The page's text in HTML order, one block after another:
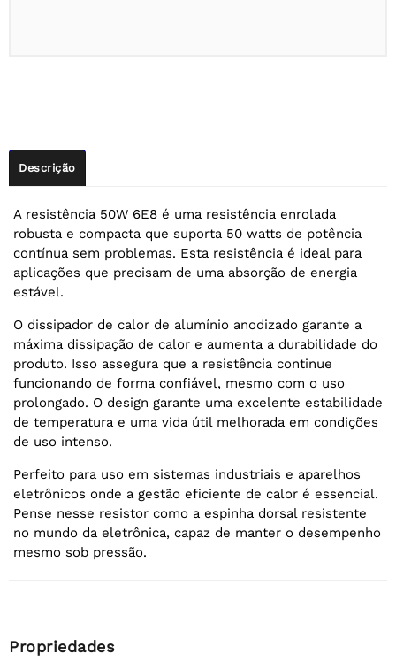
Descrição
A resistência 50W 6E8 é uma resistência enrolada
robusta e compacta que suporta 50 watts de potência
contínua sem problemas. Esta resistência é ideal para
aplicações que precisam de uma absorção de energia
estável.
O dissipador de calor de alumínio anodizado garante a
máxima dissipação de calor e aumenta a durabilidade do
produto. Isso assegura que a resistência continue
funcionando de forma confiável, mesmo com o uso
prolongado. O design garante uma excelente estabilidade
de temperatura e uma vida útil melhorada em condições
de uso intenso.
Perfeito para uso em sistemas industriais e aparelhos
eletrônicos onde a gestão eficiente de calor é essencial.
Pense nesse resistor como a espinha dorsal resistente
no mundo da eletrônica, capaz de manter o desempenho
mesmo sob pressão.
Propriedades